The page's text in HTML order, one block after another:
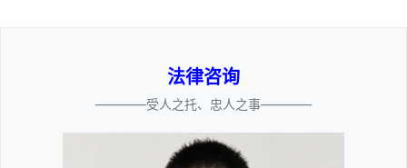
法律咨询
————受人之托、忠人之事————